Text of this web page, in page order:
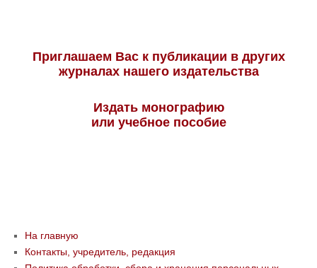
Приглашаем Вас к публикации в других
журналах нашего издательства
Издать монографию
или учебное пособие
На главную
Контакты, учредитель, редакция